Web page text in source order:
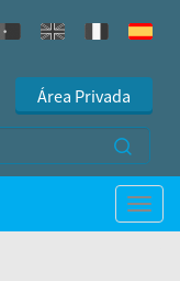
Área Privada